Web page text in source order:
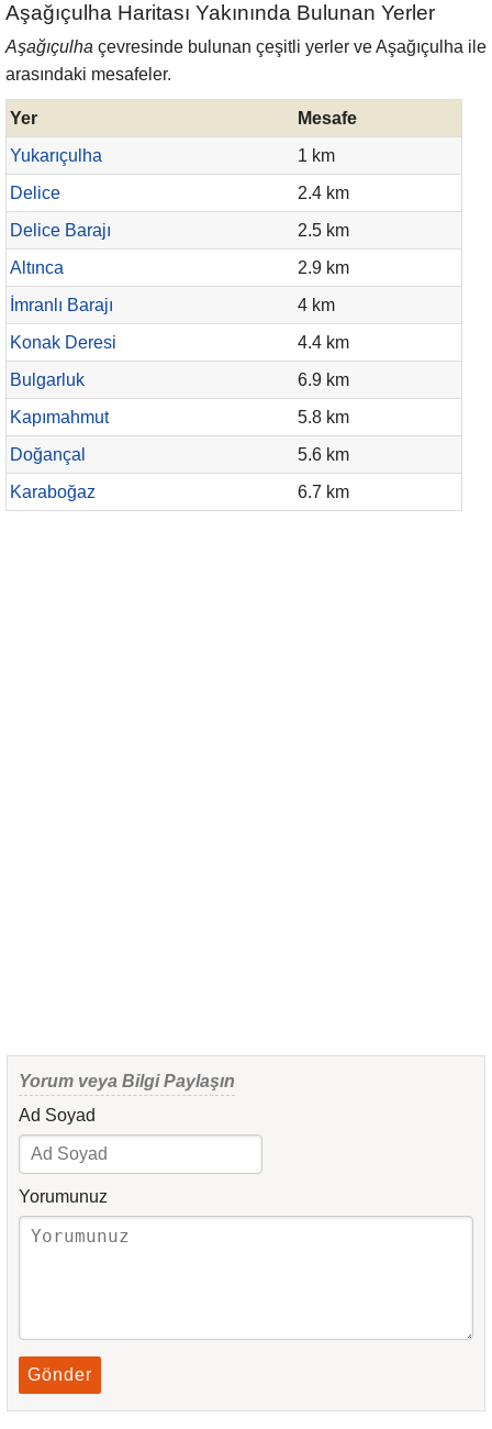
Aşağıçulha Haritası Yakınında Bulunan Yerler
Aşağıçulha çevresinde bulunan çeşitli yerler ve Aşağıçulha ile
arasındaki mesafeler.
Yer
Mesafe
Yukarıçulha
1 km
Delice
2.4 km
Delice Barajı
2.5 km
Altınca
2.9 km
İmranlı Barajı
4 km
Konak Deresi
4.4 km
Bulgarluk
6.9 km
Kapımahmut
5.8 km
Doğançal
5.6 km
Karaboğaz
6.7 km
Yorum veya Bilgi Paylaşın
Ad Soyad
Yorumunuz
Gönder